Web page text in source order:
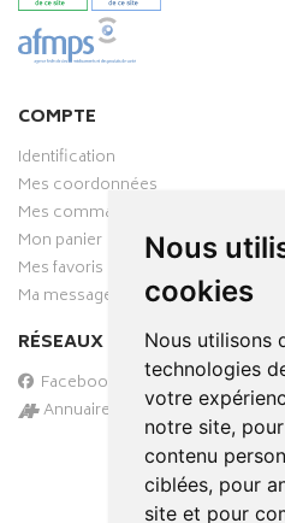
Nous
cookies
Nous utilisons
technologies
votre
notre site,
contenu
ciblées, pour
site et pour
COMPTE
Identification
Mes coordonnées
Mes commandes
Mon panier
Mes favoris
Ma messagerie
RÉSEAUX SOCIAUX
Facebook
Annuaire des pharmacies